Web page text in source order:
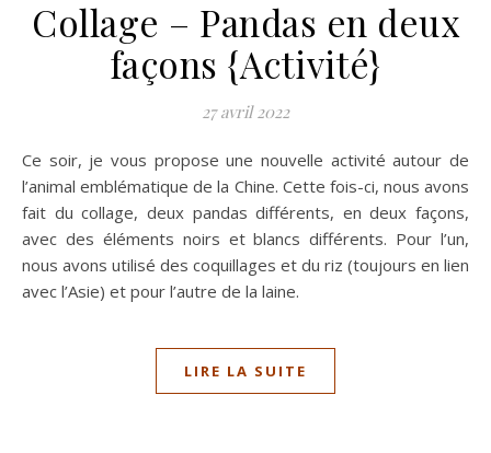
Collage – Pandas en deux
façons {Activité}
27 avril 2022
Ce soir, je vous propose une nouvelle activité autour de
l’animal emblématique de la Chine. Cette fois-ci, nous avons
fait du collage, deux pandas différents, en deux façons,
avec des éléments noirs et blancs différents. Pour l’un,
nous avons utilisé des coquillages et du riz (toujours en lien
avec l’Asie) et pour l’autre de la laine.
LIRE LA SUITE